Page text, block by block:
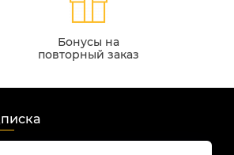
Бонусы на
повторный заказ